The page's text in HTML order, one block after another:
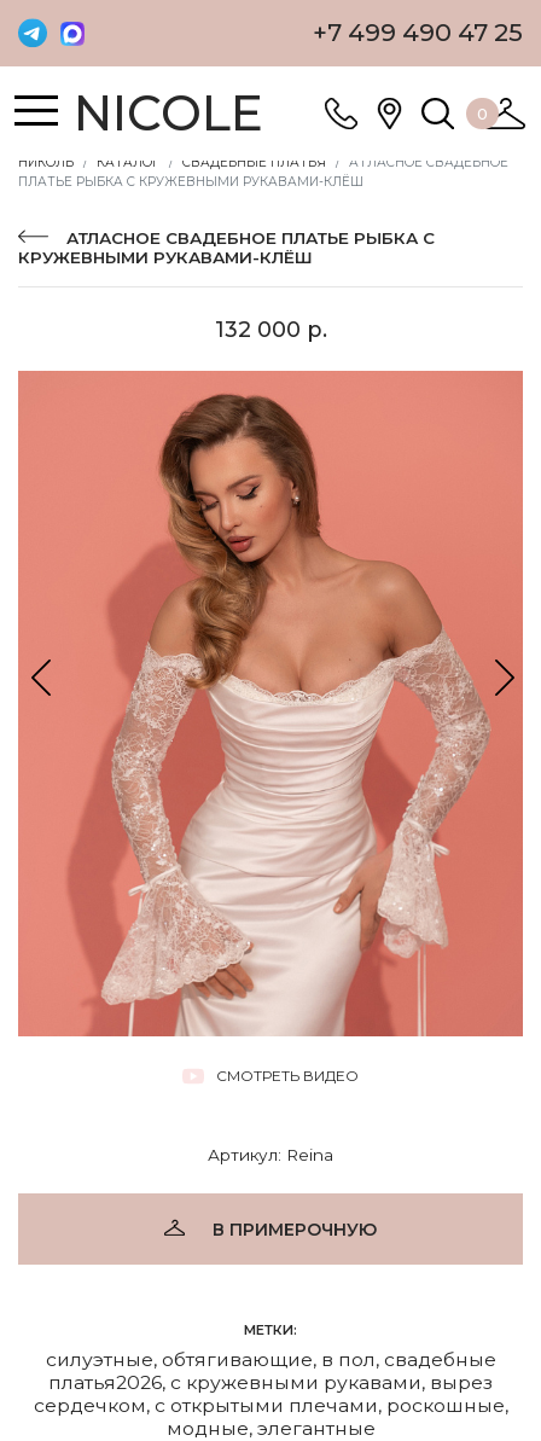
+7 499 490 47 25
NICOLE 0
НИКОЛЬ КАТАЛОГ СВАДЕБНЫЕ ПЛАТЬЯ
АТЛАСНОЕ СВАДЕБНОЕ
ПЛАТЬЕ РЫБКА С КРУЖЕВНЫМИ РУКАВАМИ-КЛЁШ
АТЛАСНОЕ СВАДЕБНОЕ ПЛАТЬЕ РЫБКА С
КРУЖЕВНЫМИ РУКАВАМИ-КЛЁШ
132 000 р.
СМОТРЕТЬ ВИДЕО
Артикул: Reina
В ПРИМЕРОЧНУЮ
МЕТКИ:
силуэтные, обтягивающие, в пол, свадебные
платья2026, с кружевными рукавами, вырез
сердечком, с открытыми плечами, роскошные,
модные, элегантные